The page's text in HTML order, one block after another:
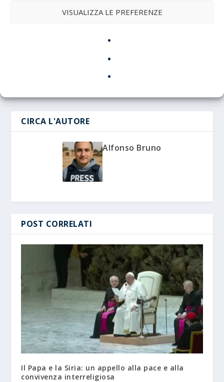
VISUALIZZA LE PREFERENZE
CIRCA L'AUTORE
Alfonso Bruno
POST CORRELATI
Il Papa e la Siria: un appello alla pace e alla
convivenza interreligiosa